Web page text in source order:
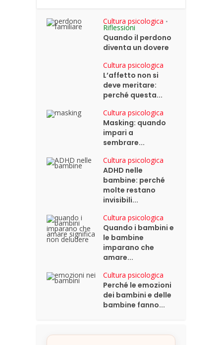
Cultura psicologica •
Riflessioni
Quando il perdono
diventa un dovere
Cultura psicologica
L’affetto non si
deve meritare:
perché questa...
Cultura psicologica
Masking: quando
impari a
sembrare...
Cultura psicologica
ADHD nelle
bambine: perché
molte restano
invisibili...
Cultura psicologica
Quando i bambini e
le bambine
imparano che
amare...
Cultura psicologica
Perché le emozioni
dei bambini e delle
bambine fanno...